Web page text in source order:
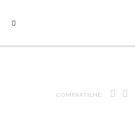
para
COMPARTILHE: